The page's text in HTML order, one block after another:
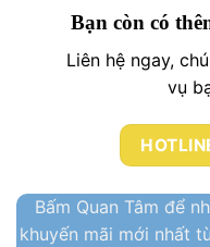
Bạn còn có
Liên hệ ngay,
vụ
Bấm Quan Tâm để
khuyến mãi mới nhất